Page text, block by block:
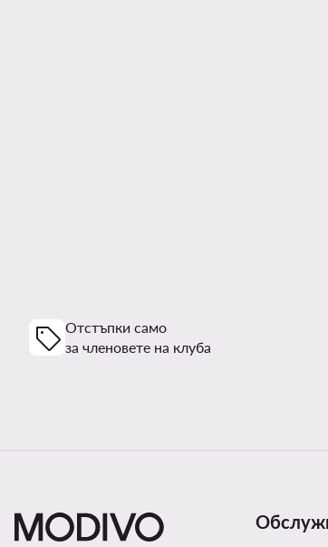
Отстъпки само
за членовете на клуба